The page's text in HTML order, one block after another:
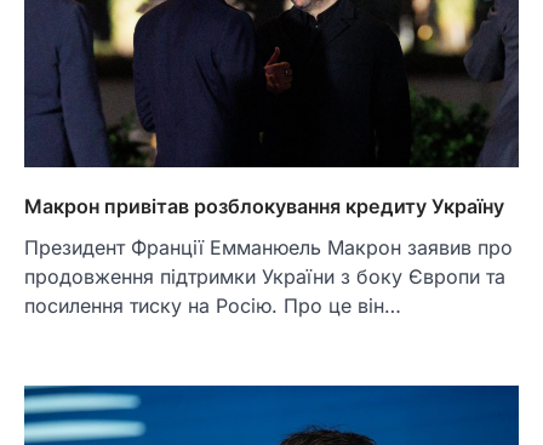
Макрон привітав розблокування кредиту Україну
Президент Франції Емманюель Макрон заявив про
продовження підтримки України з боку Європи та
посилення тиску на Росію. Про це він…